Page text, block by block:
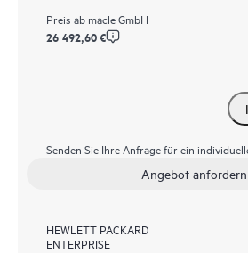
Preis ab macle GmbH
26 492,60 €
Senden Sie Ihre Anfrage für ein
Angebot anfordern
HEWLETT PACKARD
ENTERPRISE